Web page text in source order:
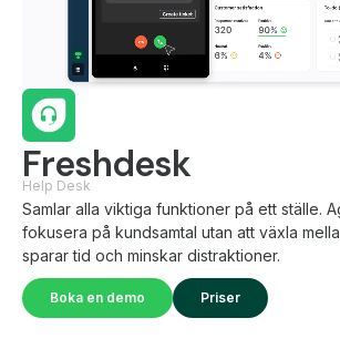
Freshdesk
Help Desk
Samlar alla viktiga funktioner på ett ställe.
fokusera på kundsamtal utan att växla
sparar tid och minskar distraktioner.
Boka en demo Priser